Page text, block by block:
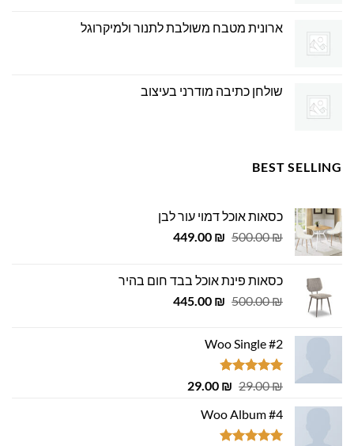
ארונית מטבח משולבת לתנור ולמיקרוגל
שולחן כתיבה מודרני בעיצוב
BEST SELLING
כסאות אוכל דמוי עור לבן
500.00₪
המחיר
500.00 ₪.
449.00 ₪
המחיר
449.00 ₪.
כסאות פינת אוכל בבד חום בהיר
500.00₪
המחיר
500.00 ₪.
445.00 ₪
המחיר
Woo Single #2
דורג4.75
29.00₪
המחיר
היה:
29.00 ₪.
29.00 ₪
המחיר
Woo Album #4